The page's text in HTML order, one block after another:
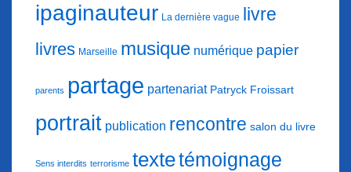
ipaginauteur La dernière vague livre
livres Marseille musique numérique papier
parents partage partenariat Patryck Froissart
portrait publication rencontre salon du livre
Sens interdits terrorisme textetémoignage